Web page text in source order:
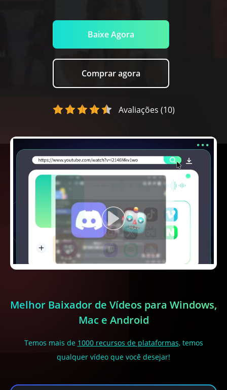
Baixe Agora
Comprar agora
Avaliações (10)
Melhor Baixador de Vídeos para Windows,
Mac e Android
Temos mais de 1000 recursos de plataformas, temos
qualquer vídeo que você desejar!